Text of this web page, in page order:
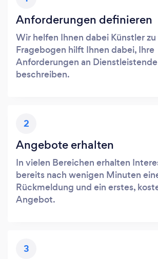
Anforderungen definieren
Wir helfen Ihnen dabei Künstler
Fragebogen hilft Ihnen dabei, Ihre
Anforderungen an
beschreiben.
2
Angebote erhalten
In vielen Bereichen erhalten
bereits nach wenigen Minuten
Rückmeldung und ein erstes,
Angebot.
3